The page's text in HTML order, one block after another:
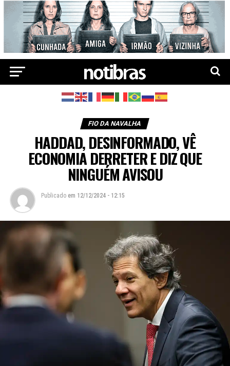
FIO DA NAVALHA
HADDAD, DESINFORMADO, VÊ
ECONOMIA DERRETER E DIZ QUE
NINGUÉM AVISOU
Publicado em 12/12/2024 - 12:15